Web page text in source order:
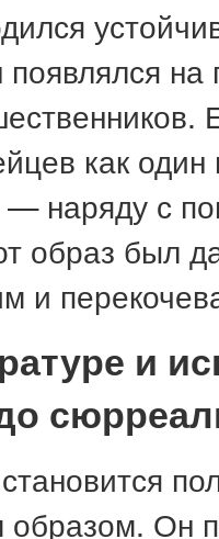
на
как
наряду с
образ был
и
и
Он